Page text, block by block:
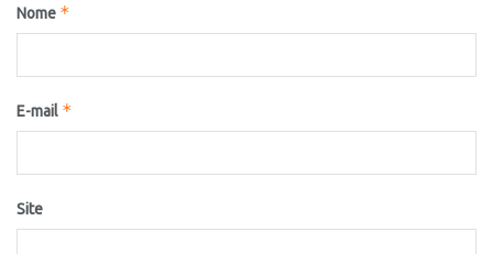
Nome *
E-mail *
Site